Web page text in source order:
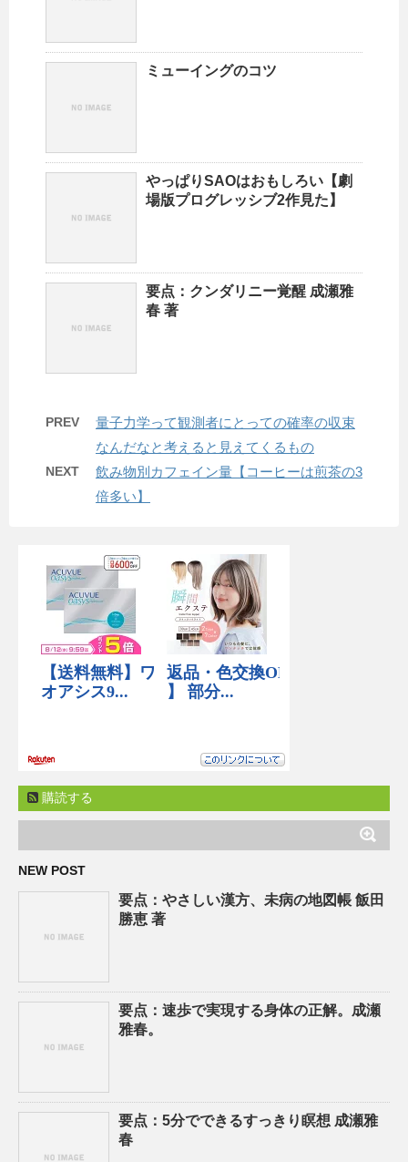
ミューイングのコツ
やっぱりSAOはおもしろい【劇
場版プログレッシブ2作見た】
要点：クンダリニー覚醒 成瀬雅
春 著
PREV
量子力学って観測者にとっての確率の収束
なんだなと考えると見えてくるもの
NEXT
飲み物別カフェイン量【コーヒーは煎茶の3
倍多い】
購読する
NEW POST
要点：やさしい漢方、未病の地図帳 飯田
勝恵 著
要点：速歩で実現する身体の正解。成瀬
雅春。
要点：5分でできるすっきり瞑想 成瀬雅
春